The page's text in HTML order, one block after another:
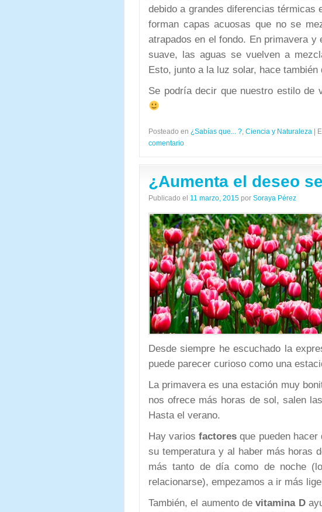
debido a grandes diferencias
forman capas acuosas que no se
atrapados en el fondo. En primavera y
suave, las aguas se vuelven a
Esto, junto a la luz solar, hace también
Se podría decir que nuestro estilo de
Posteado en ¿Sabías que... ?, Ciencia y Naturaleza
comentario
¿Aumenta el deseo
Publicado el 11 marzo, 2015 por Soraya Pérez
Desde siempre he escuchado la
puede parecer curioso como una
La primavera es una estación muy
nos ofrece más horas de sol, salen
Hasta el verano.
Hay variosfactores que pueden
su temperatura y al haber más horas
más tanto de día como de noche
relacionarse), empezamos a ir más
También, el aumento devitamina D